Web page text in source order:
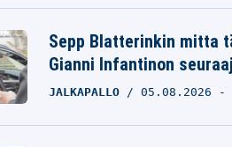
Sepp Blatterinkin mitta
Gianni Infantinon
JALKAPALLO 05.08.2026 -